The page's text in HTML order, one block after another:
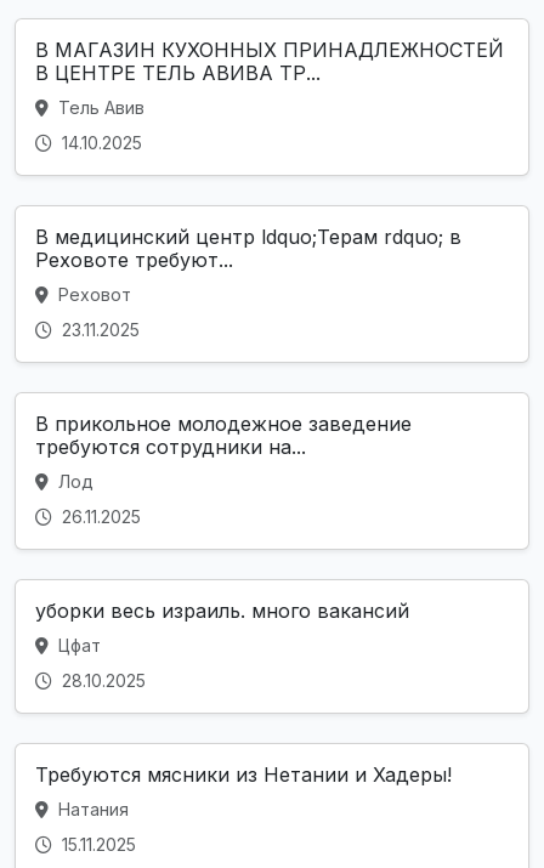
В МАГАЗИН КУХОННЫХ ПРИНАДЛЕЖНОСТЕЙ
В ЦЕНТРЕ ТЕЛЬ АВИВА ТР...
Тель Авив
14.10.2025
В медицинский центр ldquo;Терам rdquo; в
Реховоте требуют...
Реховот
23.11.2025
В прикольное молодежное заведение
требуются сотрудники на...
Лод
26.11.2025
уборки весь израиль. много вакансий
Цфат
28.10.2025
Требуются мясники из Нетании и Хадеры!
Натания
15.11.2025